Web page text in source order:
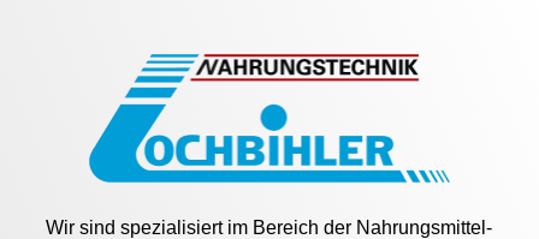
Wir sind spezialisiert im Bereich der Nahrungsmittel-